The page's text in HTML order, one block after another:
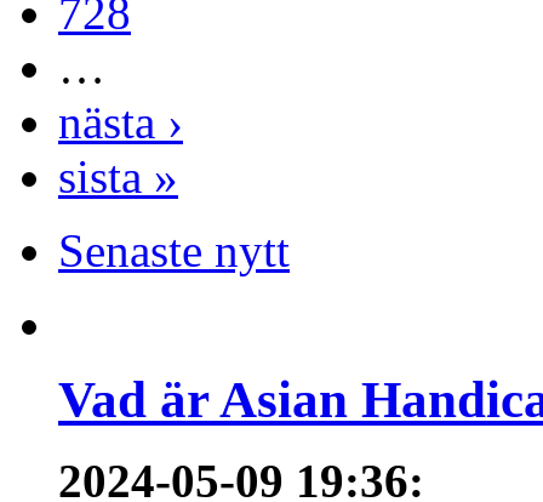
728
…
nästa ›
sista »
Senaste nytt
Vad är Asian
2024-05-09 19:36: